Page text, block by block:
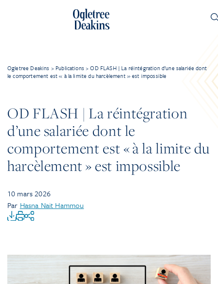
Ogletree Deakins > Publications >OD FLASH | La réintégration d’une salariée dont
le comportement est « à la limite du harcèlement » est impossible
OD FLASH | La réintégration
d’une salariée dont le
comportement est « à la limite du
harcèlement » est impossible
10 mars 2026
Par Hasna Nait Hammou